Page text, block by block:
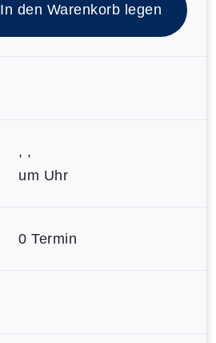
In den Warenkorb legen
, ,
um Uhr
0 Termin